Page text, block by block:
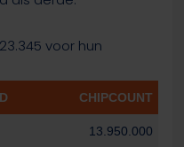
voor hun
CHIPCOUNT
13.950.000